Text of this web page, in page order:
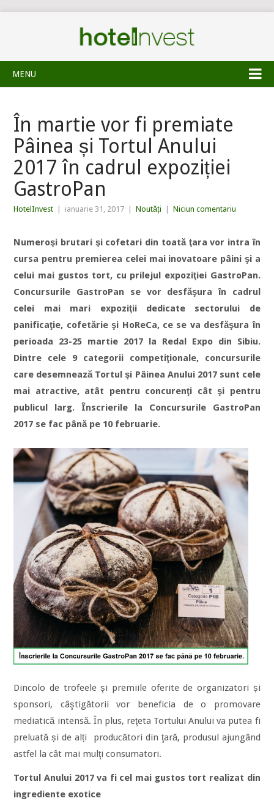
MENU
În martie vor fi premiate
Pâinea și Tortul Anului
2017 în cadrul expoziției
GastroPan
HotelInvest ianuarie 31, 2017 Noutăți Niciun comentariu
Numeroşi brutari şi cofetari din toată ţara vor intra în
cursa pentru premierea celei mai inovatoare pâini şi a
celui mai gustos tort, cu prilejul expoziţiei GastroPan.
Concursurile GastroPan se vor desfăşura în cadrul
celei mai mari expoziţii dedicate sectorului de
panificaţie, cofetărie şi HoReCa, ce se va desfăşura în
perioada 23-25 martie 2017 la Redal Expo din Sibiu.
Dintre cele 9 categorii competiţionale, concursurile
care desemnează Tortul şi Pâinea Anului 2017 sunt cele
mai atractive, atât pentru concurenţi cât şi pentru
publicul larg. Înscrierile la Concursurile GastroPan
2017 se fac până pe 10 februarie.
Dincolo de trofeele şi premiile oferite de organizatori și
sponsori, câştigătorii vor beneficia de o promovare
mediatică intensă. În plus, reţeta Tortului Anului va putea fi
preluată și de alți producători din ţară, produsul ajungând
astfel la cât mai mulţi consumatori.
Tortul Anului 2017 va fi cel mai gustos tort realizat din
ingrediente exotice